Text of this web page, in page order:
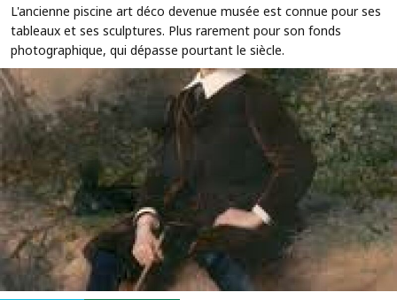
L'ancienne piscine art déco devenue musée est connue pour ses
tableaux et ses sculptures. Plus rarement pour son fonds
photographique, qui dépasse pourtant le siècle.